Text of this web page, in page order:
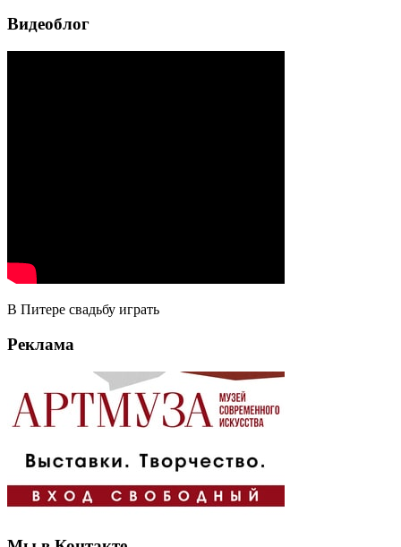
Видеоблог
В Питере свадьбу играть
Реклама